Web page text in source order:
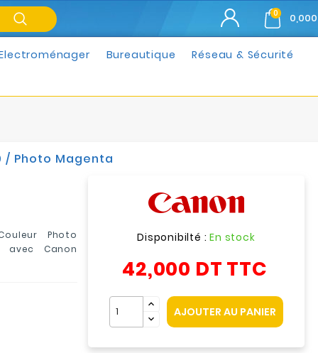
0
Bureautique Réseau & Sécurité
/ Photo Magenta
Photo
Canon
Disponibilté :En stock
42,000 DT TTC
AJOUTER AU PANIER